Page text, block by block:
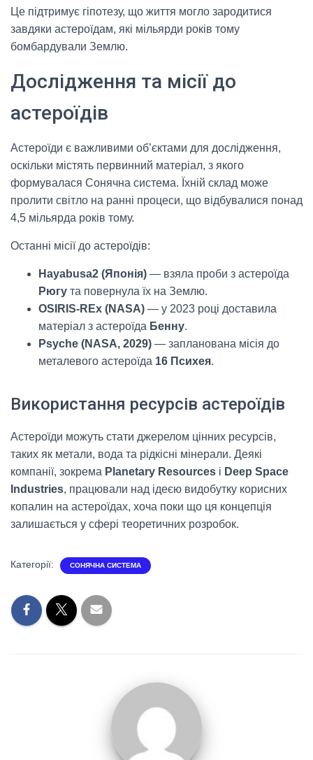
Це підтримує гіпотезу, що життя могло зародитися
завдяки астероїдам, які мільярди років тому
бомбардували Землю.
Дослідження та місії до
астероїдів
Астероїди є важливими об’єктами для дослідження,
оскільки містять первинний матеріал, з якого
формувалася Сонячна система. Їхній склад може
пролити світло на ранні процеси, що відбувалися понад
4,5 мільярда років тому.
Останні місії до астероїдів:
Hayabusa2 (Японія) — взяла проби з астероїда
Рюгу та повернула їх на Землю.
OSIRIS-REx (NASA) — у 2023 році доставила
матеріал з астероїда Бенну.
Psyche (NASA, 2029) — запланована місія до
металевого астероїда 16 Психея.
Використання ресурсів астероїдів
Астероїди можуть стати джерелом цінних ресурсів,
таких як метали, вода та рідкісні мінерали. Деякі
компанії, зокрема Planetary Resources і Deep Space
Industries, працювали над ідеєю видобутку корисних
копалин на астероїдах, хоча поки що ця концепція
залишається у сфері теоретичних розробок.
Категорії: СОНЯЧНА СИСТЕМА